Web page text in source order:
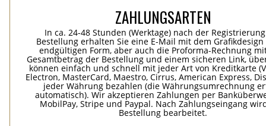
ZAHLUNGSARTEN
In ca. 24-48 Stunden (Werktage) nach der
Bestellung erhalten Sie eine E-Mail mit dem
endgültigen Form, aber auch die Proforma-Rechnung
Gesamtbetrag der Bestellung und einem sicheren Link,
können einfach und schnell mit jeder Art von Kreditkarte
Electron, MasterCard, Maestro, Cirrus, American Express,
jeder Währung bezahlen (die Währungsumrechnung
automatisch). Wir akzeptieren Zahlungen per
MobilPay, Stripe und Paypal. Nach Zahlungseingang
Bestellung bearbeitet.